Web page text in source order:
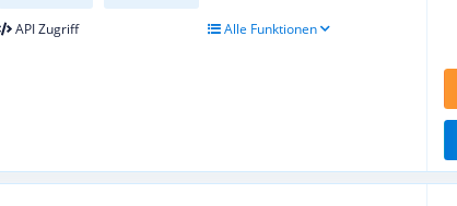
API Zugriff Alle Funktionen